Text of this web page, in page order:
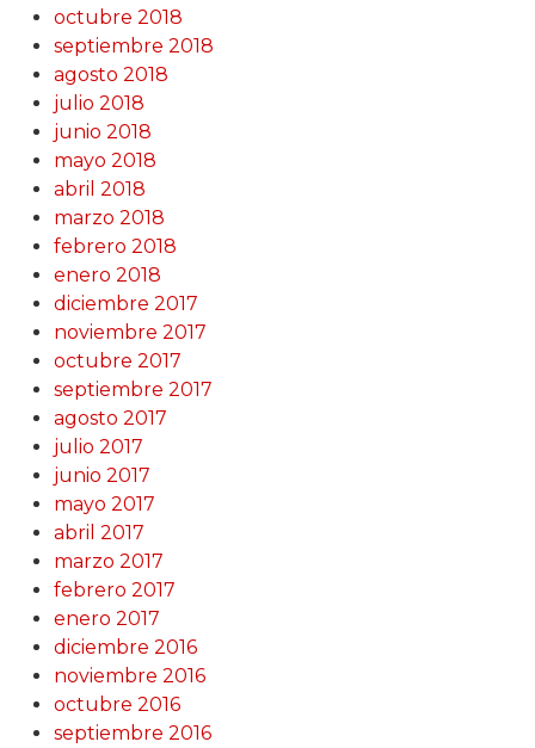
octubre 2018
septiembre 2018
agosto 2018
julio 2018
junio 2018
mayo 2018
abril 2018
marzo 2018
febrero 2018
enero 2018
diciembre 2017
noviembre 2017
octubre 2017
septiembre 2017
agosto 2017
julio 2017
junio 2017
mayo 2017
abril 2017
marzo 2017
febrero 2017
enero 2017
diciembre 2016
noviembre 2016
octubre 2016
septiembre 2016